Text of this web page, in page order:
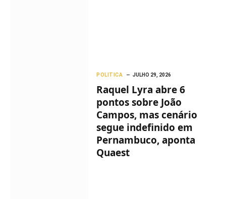
POLITICA JULHO 29, 2026
Raquel Lyra abre 6
pontos sobre João
Campos, mas cenário
segue indefinido em
Pernambuco, aponta
Quaest